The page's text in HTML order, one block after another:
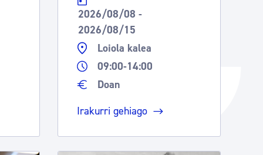
2026/08/08 -
2026/08/15
Loiola kalea
09:00-14:00
Doan
Irakurri gehiago